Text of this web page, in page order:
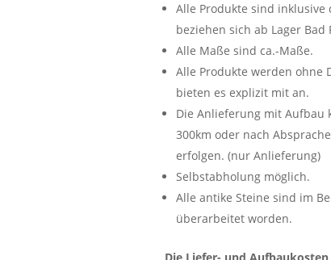
Alle Produkte sind
beziehen sich ab Lager Bad
Alle Maße sind ca.-Maße.
Alle Produkte werden ohne
bieten es explizit mit an.
Die Anlieferung mit Aufbau
300km oder nach
erfolgen. (nur Anlieferung)
Selbstabholung möglich.
Alle antike Steine sind im
überarbeitet worden.